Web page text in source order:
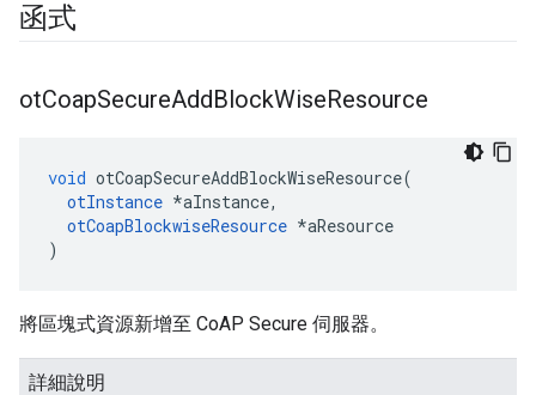
函式
otCoapSecureAddBlockWiseResource
void otCoapSecureAddBlockWiseResource(
otInstance *aInstance,
otCoapBlockwiseResource *aResource
)
將區塊式資源新增至 CoAP Secure 伺服器。
詳細說明